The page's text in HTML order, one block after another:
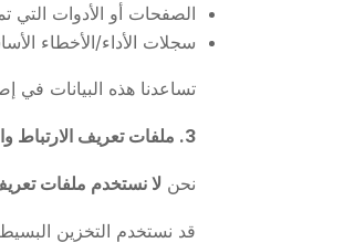
الصفحات أو الأدوات التي
سجلات الأداء/الأخطاء
تساعدنا هذه البيانات في
3. ملفات تعريف الارتباط والتخزين المحلي
نحنلا نستخدم ملفات
قد نستخدم التخزين